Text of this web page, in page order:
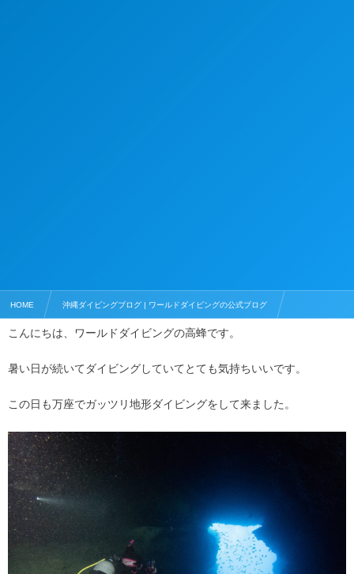
HOME 沖縄ダイビングブログ | ワールドダイビングの公式ブログ
ファンダイビング 夏の恩納村 万座でダイビング
こんにちは、ワールドダイビングの高蜂です。
暑い日が続いてダイビングしていてとても気持ちいいです。
この日も万座でガッツリ地形ダイビングをして来ました。